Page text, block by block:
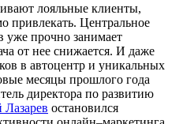
лояльные клиенты,
привлекать. Центральное
уже прочно занимает
от нее снижается. И даже
в автоцентр и уникальных
месяцы прошлого года
директора по развитию
Лазарев остановился